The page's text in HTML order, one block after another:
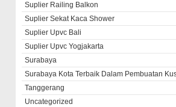
Suplier Railing Balkon
Suplier Sekat Kaca Shower
Suplier Upvc Bali
Suplier Upvc Yogjakarta
Surabaya
Surabaya Kota Terbaik Dalam Pembuatan
Tanggerang
Uncategorized